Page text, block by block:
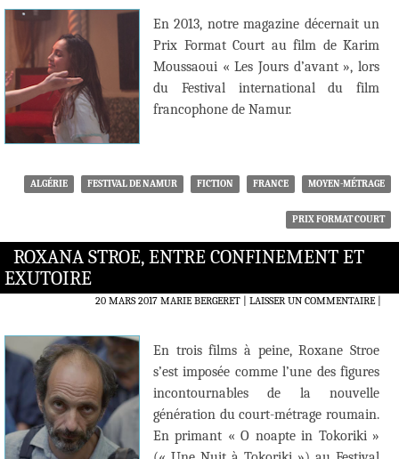
En 2013, notre magazine décernait un
Prix Format Court au film de Karim
Moussaoui « Les Jours d’avant », lors
du Festival international du film
francophone de Namur.
ALGÉRIE FESTIVAL DE NAMUR FICTION FRANCE MOYEN-MÉTRAGE
PRIX FORMAT COURT
ROXANA STROE, ENTRE CONFINEMENT ET
EXUTOIRE
20 MARS 2017 MARIE BERGERET LAISSER UN COMMENTAIRE|
En trois films à peine, Roxane Stroe
s’est imposée comme l’une des figures
incontournables de la nouvelle
génération du court-métrage roumain.
En primant « O noapte in Tokoriki »